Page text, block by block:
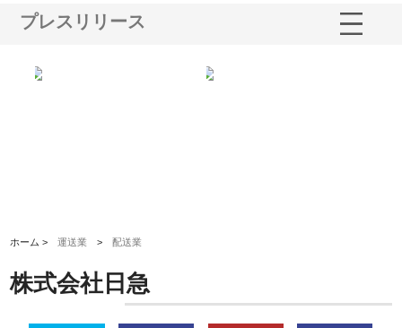
プレスリリース
ホーム >運送業 >配送業
株式会社日急